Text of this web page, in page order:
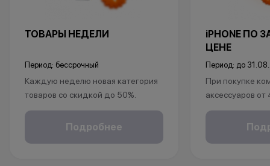
ТОВАРЫ НЕДЕЛИ
Период: бессрочный
Каждую неделю новая категория
товаров со скидкой до 50%.
*Акция действует по адресу г.Уфа,
ул.Революционная 66
Подробнее
iPHONE ПО
ЦЕНЕ
Период: до
При покупке
аксессуаров
в подарок: